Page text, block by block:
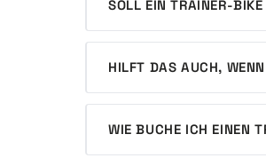
SOLL EIN TRAINER-
HILFT DAS AUCH,
WIE BUCHE ICH EINEN